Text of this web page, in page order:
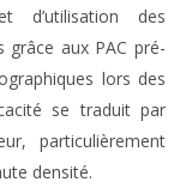
d’utilisation des
grâce aux PAC pré-
lors des
se traduit par
particulièrement
densité.